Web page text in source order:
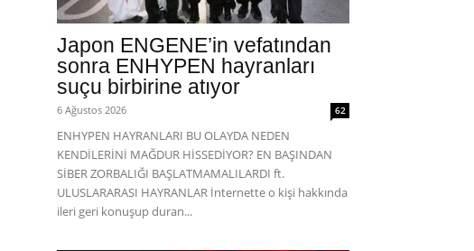
Japon ENGENE’in vefatından
sonra ENHYPEN hayranları
suçu birbirine atıyor
6 Ağustos 2026 62
ENHYPEN HAYRANLARI BU OLAYDA NEDEN
KENDİLERİNİ MAĞDUR HİSSEDİYOR? EN BAŞINDAN
SİBER ZORBALIĞI BAŞLATMAMALILARDI ft.
ULUSLARARASI HAYRANLAR İnternette o kişi hakkında
ileri geri konuşup duran...